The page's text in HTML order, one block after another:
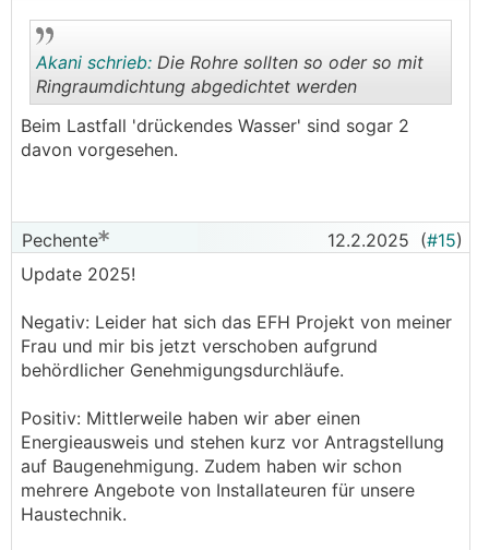
Akani schrieb: Die Rohre sollten so oder so mit
Ringraumdichtung abgedichtet werden
Beim Lastfall 'drückendes Wasser' sind sogar 2
davon vorgesehen.
Pechente 12.2.2025 (#15)
Update 2025!
Negativ: Leider hat sich das EFH Projekt von meiner
Frau und mir bis jetzt verschoben aufgrund
behördlicher Genehmigungsdurchläufe.
Positiv: Mittlerweile haben wir aber einen
Energieausweis und stehen kurz vor Antragstellung
auf Baugenehmigung. Zudem haben wir schon
mehrere Angebote von Installateuren für unsere
Haustechnik.